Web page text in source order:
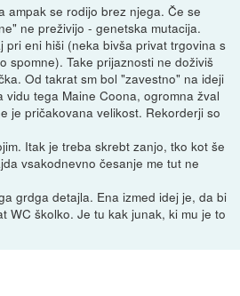
ampak se rodijo brez njega. Če se
ne preživijo - genetska mutacija.
pri eni hiši (neka bivša privat trgovina s
spomne). Take prijaznosti ne doživiš
Od takrat sm bol "zavestno" na ideji
vidu tega Maine Coona, ogromna žval
je pričakovana velikost. Rekorderji so
Itak je treba skrebt zanjo, tko kot še
vsakodnevno česanje me tut ne
grdga detajla. Ena izmed idej je, da bi
WC školko. Je tu kak junak, ki mu je to